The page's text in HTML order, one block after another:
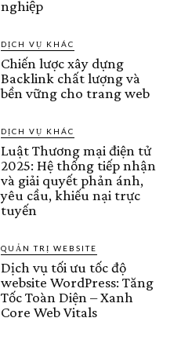
nghiệp
DỊCH VỤ KHÁC
Chiến lược xây dựng
Backlink chất lượng và
bền vững cho trang web
DỊCH VỤ KHÁC
Luật Thương mại điện tử
2025: Hệ thống tiếp nhận
và giải quyết phản ánh,
yêu cầu, khiếu nại trực
tuyến
QUẢN TRỊ WEBSITE
Dịch vụ tối ưu tốc độ
website WordPress: Tăng
Tốc Toàn Diện – Xanh
Core Web Vitals